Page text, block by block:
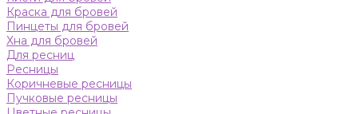
Краска для бровей
Пинцеты для бровей
Хна для бровей
Для ресниц
Ресницы
Коричневые ресницы
Пучковые ресницы